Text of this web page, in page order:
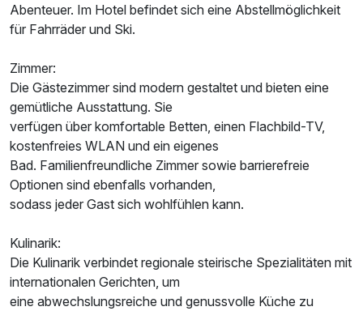
Für 4 Tage p.P. ab307,00 €
Abenteuer. Im Hotel befindet sich eine Abstellmöglichkeit
für Fahrräder und Ski.
Zimmer:
Die Gästezimmer sind modern gestaltet und bieten eine
gemütliche Ausstattung. Sie
verfügen über komfortable Betten, einen Flachbild-TV,
kostenfreies WLAN und ein eigenes
Bad. Familienfreundliche Zimmer sowie barrierefreie
Optionen sind ebenfalls vorhanden,
sodass jeder Gast sich wohlfühlen kann.
Kulinarik:
Die Kulinarik verbindet regionale steirische Spezialitäten mit
internationalen Gerichten, um
eine abwechslungsreiche und genussvolle Küche zu